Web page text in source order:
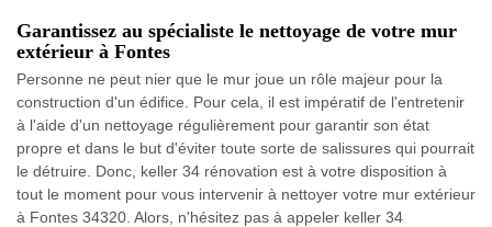
Garantissez au spécialiste le nettoyage de votre mur
extérieur à Fontes
Personne ne peut nier que le mur joue un rôle majeur pour la
construction d'un édifice. Pour cela, il est impératif de l'entretenir
à l'aide d'un nettoyage régulièrement pour garantir son état
propre et dans le but d'éviter toute sorte de salissures qui pourrait
le détruire. Donc, keller 34 rénovation est à votre disposition à
tout le moment pour vous intervenir à nettoyer votre mur extérieur
à Fontes 34320. Alors, n'hésitez pas à appeler keller 34